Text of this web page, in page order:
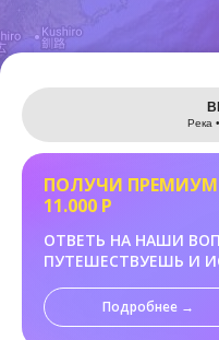
Река
ПОЛУЧИ ПРЕМИУМ
11.000 Р
ОТВЕТЬ НА НАШИ
ПУТЕШЕСТВУЕШЬ И
Подробнее →